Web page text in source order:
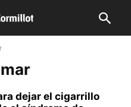
dejar el cigarrillo